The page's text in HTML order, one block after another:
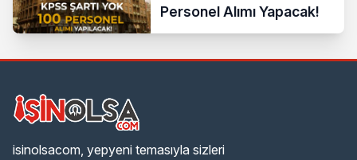
Personel Alımı Yapacak!
isinolsacom, yepyeni temasıyla sizleri